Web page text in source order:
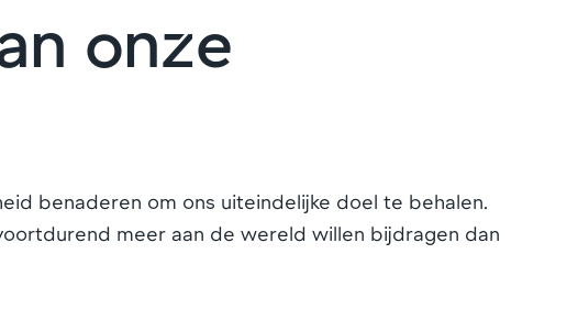
onze
benaderen om ons uiteindelijke doel te behalen.
meer aan de wereld willen bijdragen dan